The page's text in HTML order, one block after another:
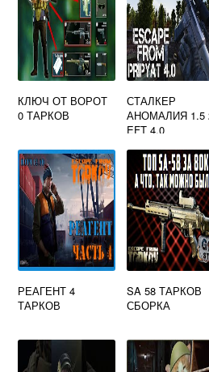
КЛЮЧ ОТ ВОРОТ
0 ТАРКОВ
СТАЛКЕР
АНОМАЛИЯ 1.5
EFT 4.0
РЕАГЕНТ 4
ТАРКОВ
SA 58 ТАРКОВ
СБОРКА